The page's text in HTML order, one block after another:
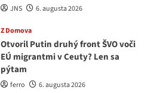
JNS 6. augusta 2026
Z Domova
Otvoril Putin druhý front ŠVO voči
EÚ migrantmi v Ceuty? Len sa
pýtam
ferro 6. augusta 2026